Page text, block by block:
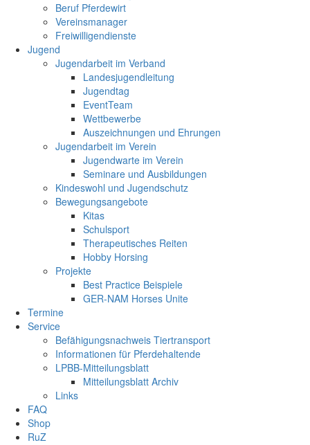
Beruf Pferdewirt
Vereinsmanager
Freiwilligendienste
Jugend
Jugendarbeit im Verband
Landesjugendleitung
Jugendtag
EventTeam
Wettbewerbe
Auszeichnungen und Ehrungen
Jugendarbeit im Verein
Jugendwarte im Verein
Seminare und Ausbildungen
Kindeswohl und Jugendschutz
Bewegungsangebote
Kitas
Schulsport
Therapeutisches Reiten
Hobby Horsing
Projekte
Best Practice Beispiele
GER-NAM Horses Unite
Termine
Service
Befähigungsnachweis Tiertransport
Informationen für Pferdehaltende
LPBB-Mitteilungsblatt
Mitteilungsblatt Archiv
Links
FAQ
Shop
RuZ